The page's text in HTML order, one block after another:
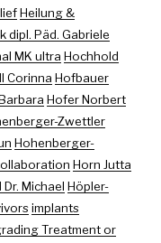
Heilung &
dipl. Päd. Gabriele
MK ultra Hochhold
Corinna Hofbauer
Hofer Norbert
Zwettler
Hohenberger-
Horn Jutta
Dr. Michael Höpler-
implants
Treatment or